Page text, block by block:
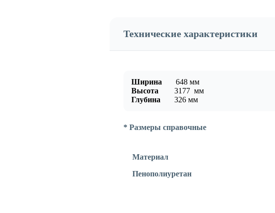
Технические характеристики
Ширина 648 мм
Высота 3177 мм
Глубина 326 мм
* Размеры справочные
Материал
Пенополиуретан